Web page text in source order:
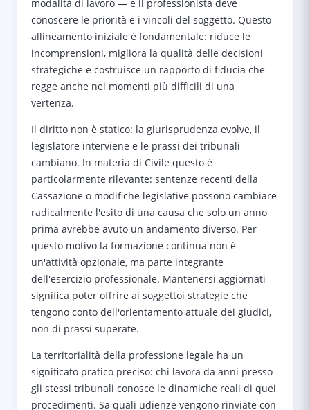
modalità di lavoro — e il professionista deve
conoscere le priorità e i vincoli del soggetto. Questo
allineamento iniziale è fondamentale: riduce le
incomprensioni, migliora la qualità delle decisioni
strategiche e costruisce un rapporto di fiducia che
regge anche nei momenti più difficili di una
vertenza.
Il diritto non è statico: la giurisprudenza evolve, il
legislatore interviene e le prassi dei tribunali
cambiano. In materia di Civile questo è
particolarmente rilevante: sentenze recenti della
Cassazione o modifiche legislative possono cambiare
radicalmente l'esito di una causa che solo un anno
prima avrebbe avuto un andamento diverso. Per
questo motivo la formazione continua non è
un'attività opzionale, ma parte integrante
dell'esercizio professionale. Mantenersi aggiornati
significa poter offrire ai soggettoi strategie che
tengono conto dell'orientamento attuale dei giudici,
non di prassi superate.
La territorialità della professione legale ha un
significato pratico preciso: chi lavora da anni presso
gli stessi tribunali conosce le dinamiche reali di quei
procedimenti. Sa quali udienze vengono rinviate con